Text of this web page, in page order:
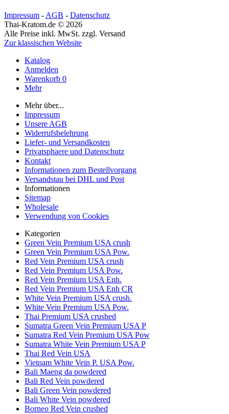
Impressum - AGB - Datenschutz
Thai-Kratom.de © 2026
Alle Preise inkl. MwSt. zzgl. Versand
Zur klassischen Website
Katalog
Anmelden
Warenkorb 0
Mehr
Mehr über...
Impressum
Unsere AGB
Widerrufsbelehrung
Liefer- und Versandkosten
Privatsphaere und Datenschutz
Kontakt
Informationen zum Bestellvorgang
Versandstau bei DHL und Post
Informationen
Sitemap
Wholesale
Verwendung von Cookies
Kategorien
Green Vein Premium USA crush
Green Vein Premium USA Pow.
Red Vein Premium USA crush
Red Vein Premium USA Pow.
Red Vein Premium USA Enh.
Red Vein Premium USA Enh CR
White Vein Premium USA crush.
White Vein Premium USA Pow.
Thai Premium USA crushed
Sumatra Green Vein Premium USA P
Sumatra Red Vein Premium USA Pow
Sumatra White Vein Premium USA P
Thai Red Vein USA
Vietnam White Vein P. USA Pow.
Bali Maeng da powdered
Bali Red Vein powdered
Bali Green Vein powdered
Bali White Vein powdered
Borneo Red Vein crushed